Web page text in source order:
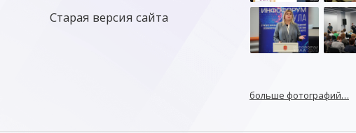
Старая версия сайта
больше фотографий…